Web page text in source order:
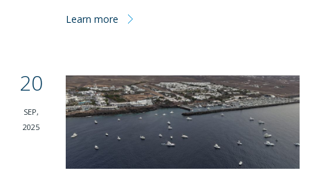
Learn more
20
SEP,
2025